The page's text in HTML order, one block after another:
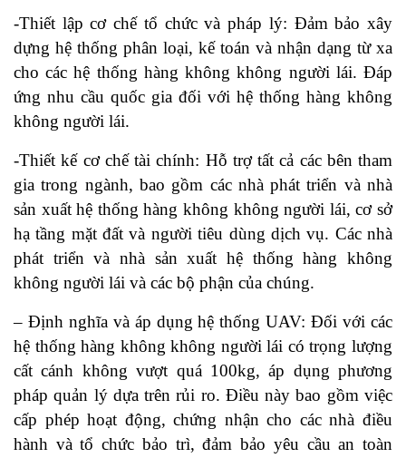
-Thiết lập cơ chế tổ chức và pháp lý: Đảm bảo xây
dựng hệ thống phân loại, kế toán và nhận dạng từ xa
cho các hệ thống hàng không không người lái. Đáp
ứng nhu cầu quốc gia đối với hệ thống hàng không
không người lái.
-Thiết kế cơ chế tài chính: Hỗ trợ tất cả các bên tham
gia trong ngành, bao gồm các nhà phát triển và nhà
sản xuất hệ thống hàng không không người lái, cơ sở
hạ tầng mặt đất và người tiêu dùng dịch vụ. Các nhà
phát triển và nhà sản xuất hệ thống hàng không
không người lái và các bộ phận của chúng.
– Định nghĩa và áp dụng hệ thống UAV: Đối với các
hệ thống hàng không không người lái có trọng lượng
cất cánh không vượt quá 100kg, áp dụng phương
pháp quản lý dựa trên rủi ro. Điều này bao gồm việc
cấp phép hoạt động, chứng nhận cho các nhà điều
hành và tổ chức bảo trì, đảm bảo yêu cầu an toàn